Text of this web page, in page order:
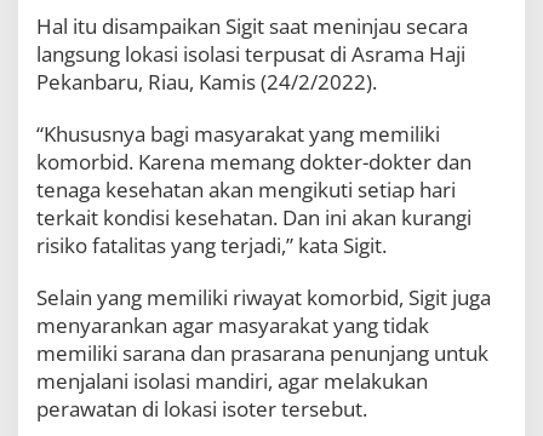
u
r
a
n
i
R
i
i
k
P
n
y
e
b
a
Hal itu disampaikan Sigit saat meninjau secara
langsung lokasi isolasi terpusat di Asrama Haji
Pekanbaru, Riau, Kamis (24/2/2022).
“Khususnya bagi masyarakat yang memiliki
komorbid. Karena memang dokter-dokter dan
tenaga kesehatan akan mengikuti setiap hari
terkait kondisi kesehatan. Dan ini akan kurangi
risiko fatalitas yang terjadi,” kata Sigit.
Selain yang memiliki riwayat komorbid, Sigit juga
menyarankan agar masyarakat yang tidak
memiliki sarana dan prasarana penunjang untuk
menjalani isolasi mandiri, agar melakukan
perawatan di lokasi isoter tersebut.